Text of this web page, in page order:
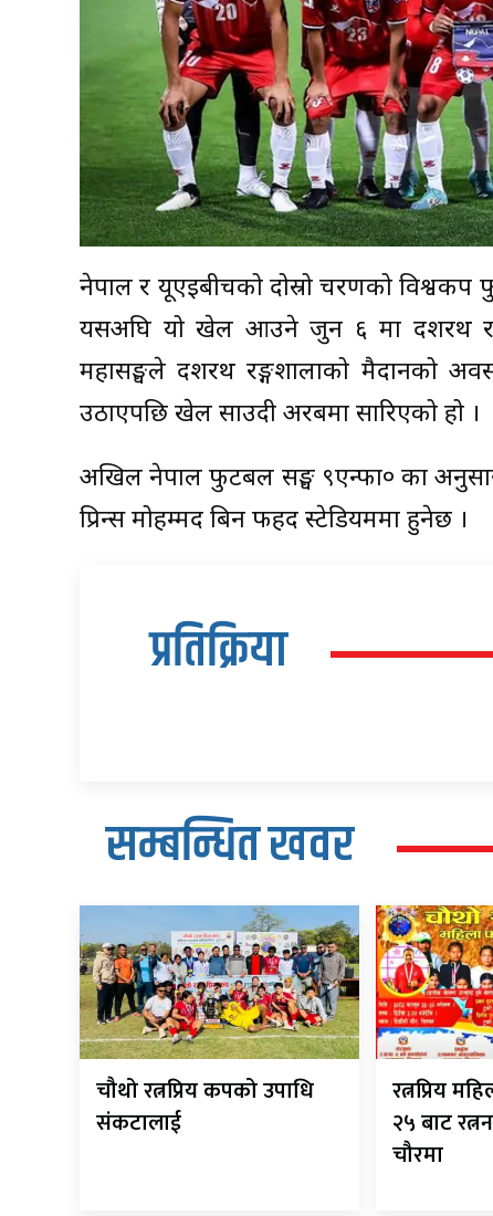
नेपाल र यूएईबीचको दोस्रो चरणको
यसअघि यो खेल आउने जुन ६ मा दशरथ
महासङ्घले दशरथ रङ्गशालाको मैदानको
उठाएपछि खेल साउदी अरबमा सारिएको हो ।
अखिल नेपाल फुटबल सङ्घ ९एन्फा० का
प्रिन्स मोहम्मद बिन फहद स्टेडियममा हुनेछ ।
प्रतिक्रिया
सम्बन्धित खवर
चौथो रत्नप्रिय कपको उपाधि
संकटालाई
रत्नप्रिय
२५ बाट
चौरमा